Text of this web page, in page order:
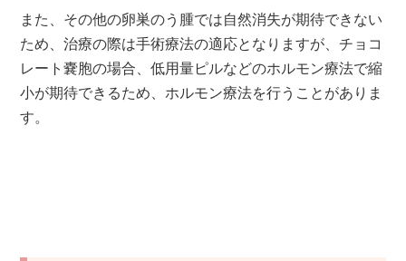
また、その他の卵巣のう腫では自然消失が期待できない
ため、治療の際は手術療法の適応となりますが、チョコ
レート嚢胞の場合、低用量ピルなどのホルモン療法で縮
小が期待できるため、ホルモン療法を行うことがありま
す。